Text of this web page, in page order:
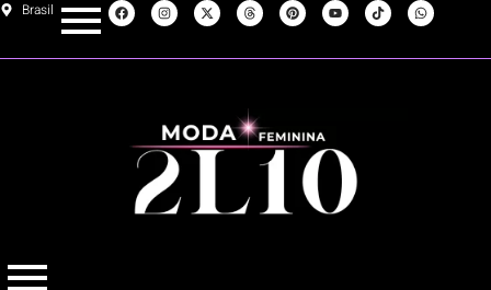
Brasil